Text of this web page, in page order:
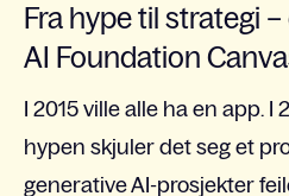
Fra hype til strategi
AI Foundation
I 2015 ville alle ha en app. I
hypen skjuler det seg et
generative AI-prosjekter